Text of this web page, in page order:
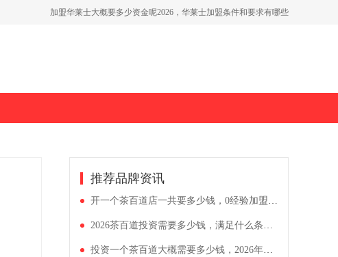
加盟华莱士大概要多少资金呢2026，华莱士加盟条件和要求有哪些
推荐品牌资讯
开一个茶百道店一共要多少钱，0经验加盟茶百道全攻略
2026茶百道投资需要多少钱，满足什么条件可以加盟茶百道
投资一个茶百道大概需要多少钱，2026年茶百道加盟条件是什么（开店必看）